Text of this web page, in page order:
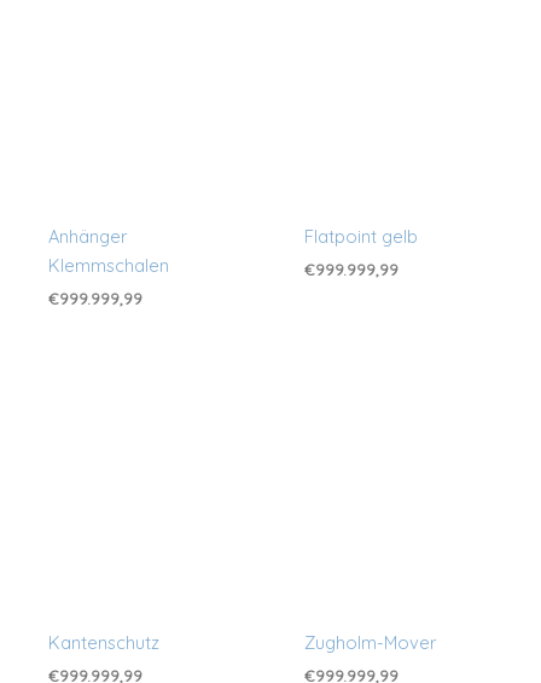
Anhänger
Klemmschalen
€999.999,99
Flatpoint gelb
€999.999,99
Kantenschutz
€999.999,99
Zugholm-Mover
€999.999,99